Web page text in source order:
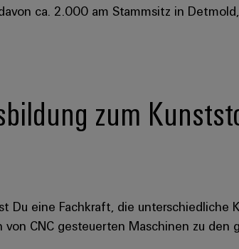
ca. 2.000 am Stammsitz in
zum
Du eine Fachkraft, die unterschiedliche
CNC gesteuerten Maschinen zu den